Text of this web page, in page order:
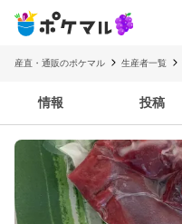
産直・通販のポケマル 生産者一覧
情報 投稿